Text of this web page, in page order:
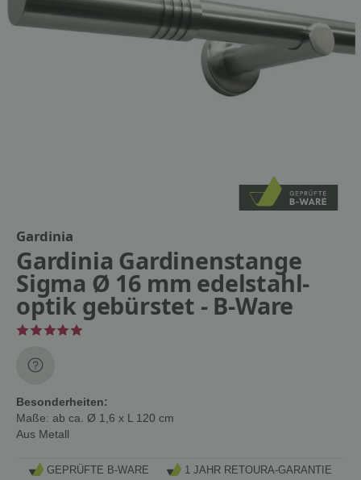
Gardinia
Gardinia Gardinenstange
Sigma Ø 16 mm edelstahl-
optik gebürstet - B-Ware
Besonderheiten:
Maße: ab ca. Ø 1,6 x L 120 cm
Aus Metall
GEPRÜFTE B-WARE
1 JAHR RETOURA-GARANTIE